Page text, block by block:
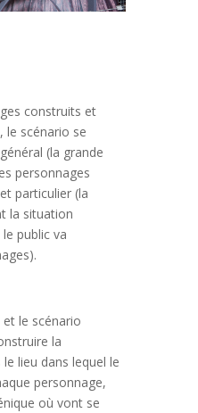
construits et
le scénario se
(la grande
personnages
particulier (la
la situation
public va
le scénario
la
lieu dans lequel le
personnage,
où vont se